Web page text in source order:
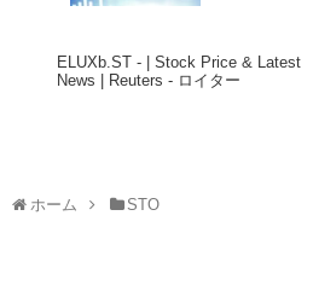
ELUXb.ST - | Stock Price & Latest
News | Reuters - ロイター
ホーム STO